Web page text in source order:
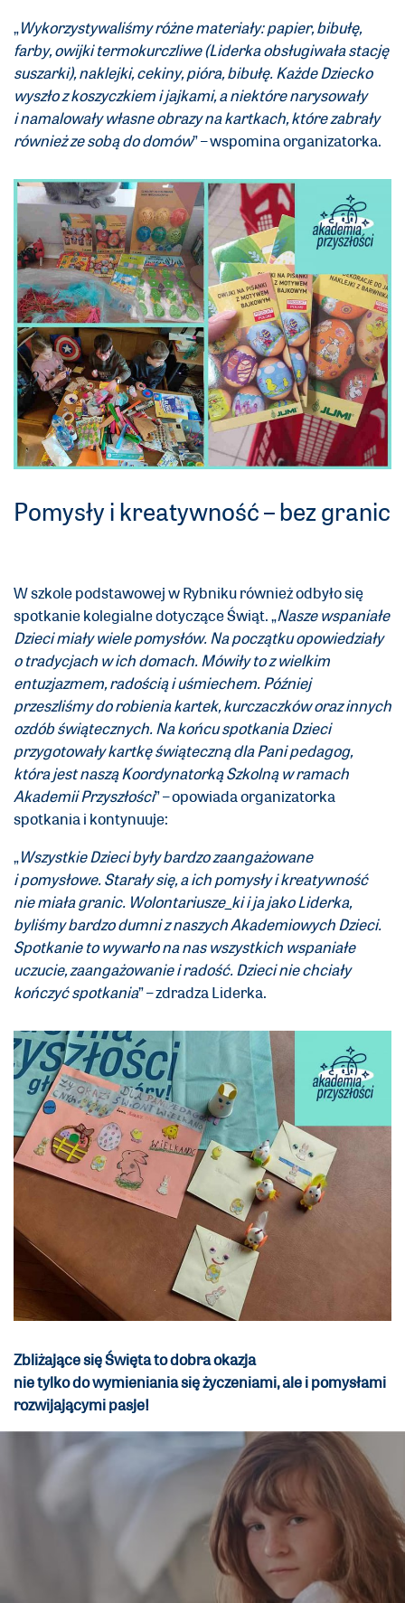
„Wykorzystywaliśmy różne materiały: papier, bibułę,
farby, owijki termokurczliwe (Liderka obsługiwała stację
suszarki), naklejki, cekiny, pióra, bibułę. Każde Dziecko
wyszło z koszyczkiem i jajkami, a niektóre narysowały
i namalowały własne obrazy na kartkach, które zabrały
również ze sobą do domów” – wspomina organizatorka.
Pomysły i kreatywność – bez granic
W szkole podstawowej w Rybniku również odbyło się
spotkanie kolegialne dotyczące Świąt. „Nasze wspaniałe
Dzieci miały wiele pomysłów. Na początku opowiedziały
o tradycjach w ich domach. Mówiły to z wielkim
entuzjazmem, radością i uśmiechem. Później
przeszliśmy do robienia kartek, kurczaczków oraz innych
ozdób świątecznych. Na końcu spotkania Dzieci
przygotowały kartkę świąteczną dla Pani pedagog,
która jest naszą Koordynatorką Szkolną w ramach
Akademii Przyszłości” – opowiada organizatorka
spotkania i kontynuuje:
„Wszystkie Dzieci były bardzo zaangażowane
i pomysłowe. Starały się, a ich pomysły i kreatywność
nie miała granic. Wolontariusze_ki i ja jako Liderka,
byliśmy bardzo dumni z naszych Akademiowych Dzieci.
Spotkanie to wywarło na nas wszystkich wspaniałe
uczucie, zaangażowanie i radość. Dzieci nie chciały
kończyć spotkania” – zdradza Liderka.
Zbliżające się Święta to dobra okazja
nie tylko do wymieniania się życzeniami, ale i pomysłami
rozwijającymi pasje!